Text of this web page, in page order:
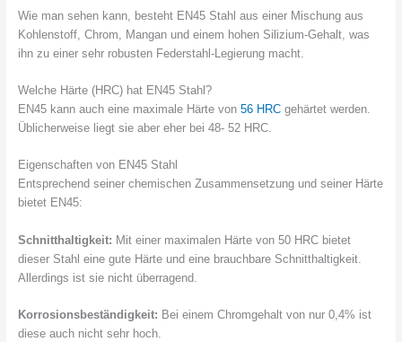
Wie man sehen kann, besteht EN45 Stahl aus einer Mischung aus
Kohlenstoff, Chrom, Mangan und einem hohen Silizium-Gehalt, was
ihn zu einer sehr robusten Federstahl-Legierung macht.
Welche Härte (HRC) hat EN45 Stahl?
EN45 kann auch eine maximale Härte von 56 HRCgehärtet werden.
Üblicherweise liegt sie aber eher bei 48- 52 HRC.
Eigenschaften von EN45 Stahl
Entsprechend seiner chemischen Zusammensetzung und seiner Härte
bietet EN45:
Schnitthaltigkeit: Mit einer maximalen Härte von 50 HRC bietet
dieser Stahl eine gute Härte und eine brauchbare Schnitthaltigkeit.
Allerdings ist sie nicht überragend.
Korrosionsbeständigkeit: Bei einem Chromgehalt von nur 0,4% ist
diese auch nicht sehr hoch.